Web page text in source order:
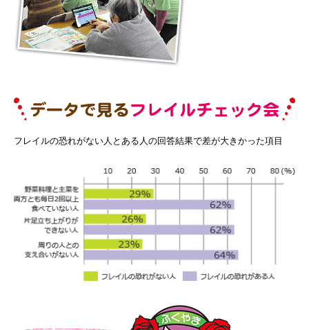
フレイルの恐れがない人とある人の回答結果で差が大きかった項目